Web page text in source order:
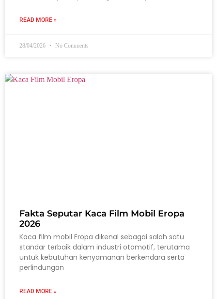
READ MORE »
28/04/2026 No Comments
Fakta Seputar Kaca Film Mobil Eropa
2026
Kaca film mobil Eropa dikenal sebagai salah satu
standar terbaik dalam industri otomotif, terutama
untuk kebutuhan kenyamanan berkendara serta
perlindungan
READ MORE »